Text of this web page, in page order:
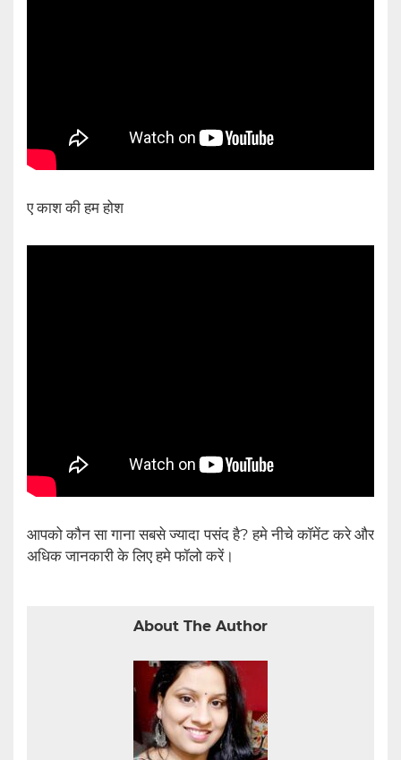
ए काश की हम होश
आपको कौन सा गाना सबसे ज्यादा पसंद है? हमे नीचे कॉमेंट करे और
अधिक जानकारी के लिए हमे फॉलो करें।
About The Author